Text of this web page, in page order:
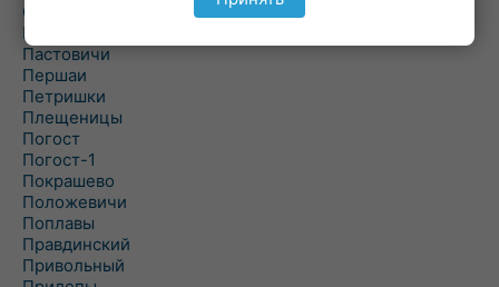
Острошицкий Городок
Пасека
Пастовичи
Першаи
Петришки
Плещеницы
Погост
Погост-1
Покрашево
Положевичи
Поплавы
Правдинский
Привольный